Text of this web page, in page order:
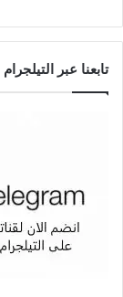
تابعنا عبر التيلجرام